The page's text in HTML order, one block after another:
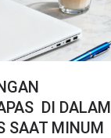
DI DALAM
SAAT MINUM